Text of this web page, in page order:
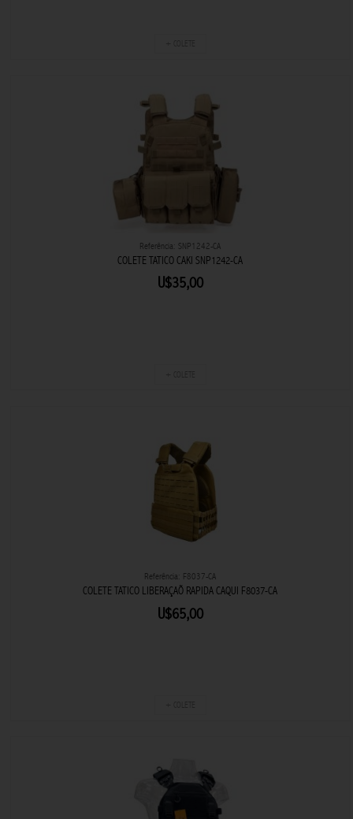
Referência: SNP1242-CA
COLETE TATICO CAKI SNP1242-CA
U$35,00
Referência: F8037-CA
COLETE TATICO LIBERAÇAÕ RAPIDA CAQUI F8037-CA
U$65,00